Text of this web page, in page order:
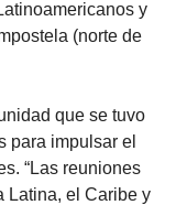
y
(norte de
que se tuvo
para impulsar el
“Las reuniones
Latina, el Caribe y